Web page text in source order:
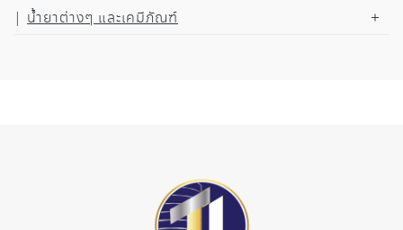
น้ำยาต่างๆ และเคมีภัณฑ์